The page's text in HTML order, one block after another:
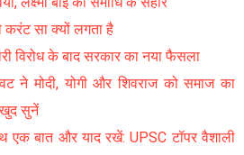
करंट सा क्यों लगता है
विरोध के बाद सरकार का नया फैसला
ने मोदी, योगी और शिवराज को समाज का
खुद सुनें
एक बात और याद रखें: UPSC टॉपर वैशाली